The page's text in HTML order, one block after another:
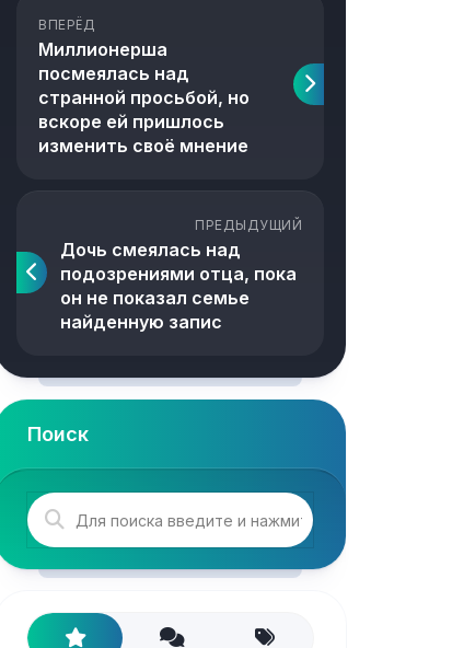
ВПЕРЁД
Миллионерша
посмеялась над
странной просьбой, но
вскоре ей пришлось
изменить своё мнение
ПРЕДЫДУЩИЙ
Дочь смеялась над
подозрениями отца, пока
он не показал семье
найденную запис
Поиск